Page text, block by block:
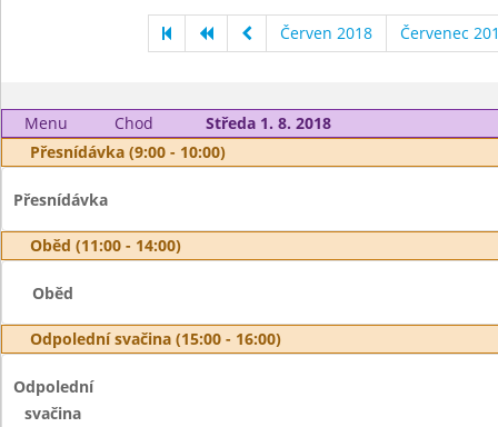
Červen 2018 Červenec
Menu Chod
Středa 1. 8. 2018
Přesnídávka (9:00 - 10:00)
Přesnídávka
Oběd (11:00 - 14:00)
Oběd
Odpolední svačina (15:00 - 16:00)
Odpolední
svačina